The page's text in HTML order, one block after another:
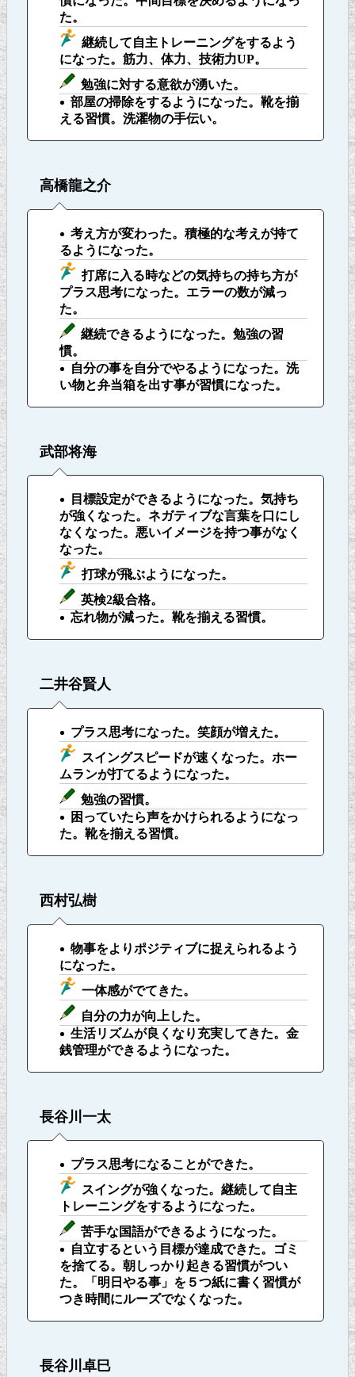
た。
継続して自主トレーニングをするよう
になった。筋力、体力、技術力UP。
勉強に対する意欲が湧いた。
部屋の掃除をするようになった。靴を揃
える習慣。洗濯物の手伝い。
高橋龍之介
考え方が変わった。積極的な考えが持て
るようになった。
打席に入る時などの気持ちの持ち方が
プラス思考になった。エラーの数が減っ
た。
継続できるようになった。勉強の習
慣。
自分の事を自分でやるようになった。洗
い物と弁当箱を出す事が習慣になった。
武部将海
目標設定ができるようになった。気持ち
が強くなった。ネガティブな言葉を口にし
なくなった。悪いイメージを持つ事がなく
なった。
打球が飛ぶようになった。
英検2級合格。
忘れ物が減った。靴を揃える習慣。
二井谷賢人
プラス思考になった。笑顔が増えた。
スイングスピードが速くなった。ホー
ムランが打てるようになった。
勉強の習慣。
困っていたら声をかけられるようになっ
た。靴を揃える習慣。
西村弘樹
物事をよりポジティブに捉えられるよう
になった。
一体感がでてきた。
自分の力が向上した。
生活リズムが良くなり充実してきた。金
銭管理ができるようになった。
長谷川一太
プラス思考になることができた。
スイングが強くなった。継続して自主
トレーニングをするようになった。
苦手な国語ができるようになった。
自立するという目標が達成できた。ゴミ
を捨てる。朝しっかり起きる習慣がつい
た。「明日やる事」を５つ紙に書く習慣が
つき時間にルーズでなくなった。
長谷川卓巳